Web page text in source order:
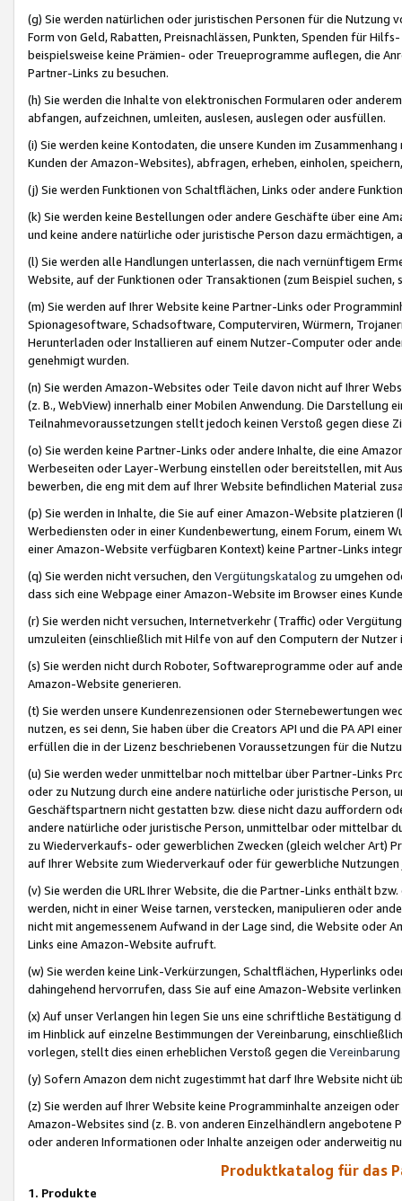
(g) Sie werden natürlichen oder juristischen Personen für die Nutzung
Form von Geld, Rabatten, Preisnachlässen, Punkten, Spenden für
beispielsweise keine Prämien- oder Treueprogramme auflegen, die
Partner-Links zu besuchen.
(h) Sie werden die Inhalte von elektronischen Formularen oder
abfangen, aufzeichnen, umleiten, auslesen, auslegen oder ausfüllen.
(i) Sie werden keine Kontodaten, die unsere Kunden im
Kunden der Amazon-Websites), abfragen, erheben, einholen,
(j) Sie werden Funktionen von Schaltflächen, Links oder andere
(k) Sie werden keine Bestellungen oder andere Geschäfte über eine
und keine andere natürliche oder juristische Person dazu
(l) Sie werden alle Handlungen unterlassen, die nach vernünftigem
Website, auf der Funktionen oder Transaktionen (zum Beispiel
(m) Sie werden auf Ihrer Website keine Partner-Links oder
Spionagesoftware, Schadsoftware, Computerviren, Würmern,
Herunterladen oder Installieren auf einem Nutzer-Computer oder
genehmigt wurden.
(n) Sie werden Amazon-Websites oder Teile davon nicht auf Ihrer
(z. B., WebView) innerhalb einer Mobilen Anwendung. Die Darstellung
Teilnahmevoraussetzungen stellt jedoch keinen Verstoß gegen diese
(o) Sie werden keine Partner-Links oder andere Inhalte, die eine
Werbeseiten oder Layer-Werbung einstellen oder bereitstellen, mit
bewerben, die eng mit dem auf Ihrer Website befindlichen Material
(p) Sie werden in Inhalte, die Sie auf einer Amazon-Website
Werbediensten oder in einer Kundenbewertung, einem Forum, einem
einer Amazon-Website verfügbaren Kontext) keine Partner-Links
(q) Sie werden nicht versuchen, den Vergütungskatalog zu umgehen
dass sich eine Webpage einer Amazon-Website im Browser eines
(r) Sie werden nicht versuchen, Internetverkehr (Traffic) oder
umzuleiten (einschließlich mit Hilfe von auf den Computern der
(s) Sie werden nicht durch Roboter, Softwareprogramme oder auf
Amazon-Website generieren.
(t) Sie werden unsere Kundenrezensionen oder Sternebewertungen
nutzen, es sei denn, Sie haben über die Creators API und die PA API
erfüllen die in der Lizenz beschriebenen Voraussetzungen für die
(u) Sie werden weder unmittelbar noch mittelbar über Partner-Links
oder zu Nutzung durch eine andere natürliche oder juristische
Geschäftspartnern nicht gestatten bzw. diese nicht dazu auffordern
andere natürliche oder juristische Person, unmittelbar oder mittelbar
zu Wiederverkaufs- oder gewerblichen Zwecken (gleich welcher Art)
auf Ihrer Website zum Wiederverkauf oder für gewerbliche
(v) Sie werden die URL Ihrer Website, die die Partner-Links enthält
werden, nicht in einer Weise tarnen, verstecken, manipulieren oder
nicht mit angemessenem Aufwand in der Lage sind, die Website oder
Links eine Amazon-Website aufruft.
(w) Sie werden keine Link-Verkürzungen, Schaltflächen, Hyperlinks
dahingehend hervorrufen, dass Sie auf eine Amazon-Website
(x) Auf unser Verlangen hin legen Sie uns eine schriftliche
im Hinblick auf einzelne Bestimmungen der Vereinbarung,
vorlegen, stellt dies einen erheblichen Verstoß gegen die Vereinbarung
(y) Sofern Amazon dem nicht zugestimmt hat darf Ihre Website nicht
(z) Sie werden auf Ihrer Website keine Programminhalte anzeigen
Amazon-Websites sind (z. B. von anderen Einzelhändlern
oder anderen Informationen oder Inhalte anzeigen oder anderweitig
Produktkatalog für das
1. Produkte